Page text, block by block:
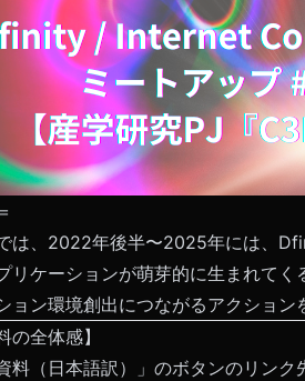
は、2022年後半〜2025年には、
リケーションが萌芽的に生まれて
ョン環境創出につながるアクション
の全体感】
料（日本語訳）」のボタンのリンク